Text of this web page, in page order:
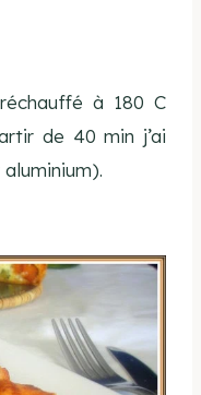
à 180 C
de 40 min j’ai